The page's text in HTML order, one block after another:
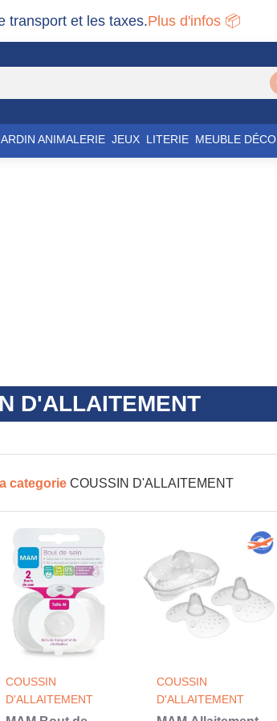
transport et les taxes.Plus d'infos 📦
ANIMALERIE JEUX LITERIE MEUBLE DÉCO
D'ALLAITEMENT
categorie COUSSIN D'ALLAITEMENT
COUSSIN
D'ALLAITEMENT
COUSSIN
D'ALLAITEMENT